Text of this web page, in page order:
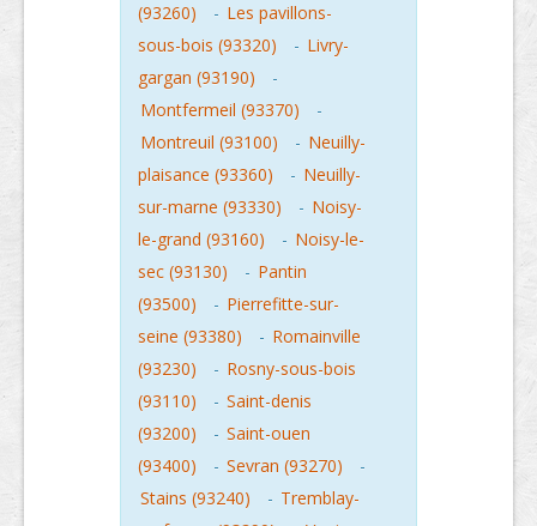
(93260)
- Les pavillons-
sous-bois (93320)
- Livry-
gargan (93190)
-
Montfermeil (93370)
-
Montreuil (93100)
- Neuilly-
plaisance (93360)
- Neuilly-
sur-marne (93330)
- Noisy-
le-grand (93160)
- Noisy-le-
sec (93130)
- Pantin
(93500)
- Pierrefitte-sur-
seine (93380)
- Romainville
(93230)
- Rosny-sous-bois
(93110)
- Saint-denis
(93200)
- Saint-ouen
(93400)
- Sevran (93270)
-
Stains (93240)
- Tremblay-